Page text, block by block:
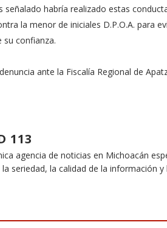
señalado habría realizado estas
la menor de iniciales D.P.O.A. para
su confianza.
ante la Fiscalía Regional de
113
agencia de noticias en Michoacán
seriedad, la calidad de la información y